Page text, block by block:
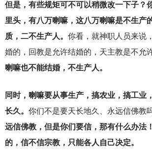
但是，有些规矩可不可以稍微改一下子？
里头，有八万喇嘛，这八万喇嘛是不生产
质，二不生产人。 你看，就神职人员来说
婚的，回教是允许结婚的，天主教是不允
喇嘛也不能结婚，不生产人。
同时，喇嘛要从事生产，搞农业，搞工业
长久。 你们不是要天长地久、永远信佛教
远信佛教，但是你们要信，那有什么办法
的，信不信宗教，只能各人自己决定。